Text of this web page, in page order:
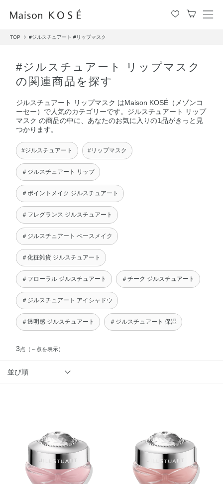
メ
TOP #ジルスチュアート #リップマスク
#ジルスチュアート リップマスク
の関連商品を探す
ジルスチュアート リップマスク はMaison KOSÉ（メゾンコ
ーセー）で人気のカテゴリーです。ジルスチュアート リップ
マスク の商品の中に、あなたのお気に入りの1品がきっと見
つかります。
#ジルスチュアート #リップマスク
＃ジルスチュアート リップ
＃ポイントメイク ジルスチュアート
＃フレグランス ジルスチュアート
＃ジルスチュアート ベースメイク
＃化粧雑貨 ジルスチュアート
＃フローラル ジルスチュアート ＃チーク ジルスチュアート
＃ジルスチュアート アイシャドウ
＃透明感 ジルスチュアート ＃ジルスチュアート 保湿
3点 （～点を表示）
並び順